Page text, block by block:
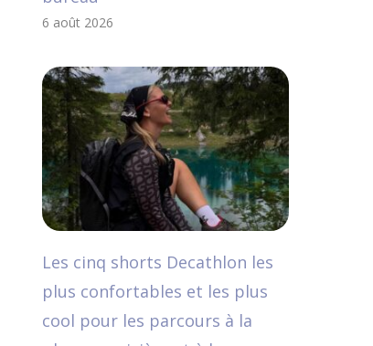
6 août 2026
Les cinq shorts Decathlon les
plus confortables et les plus
cool pour les parcours à la